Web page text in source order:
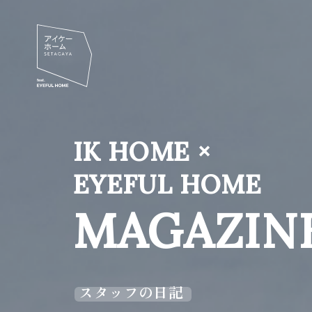
IK HOME ×
EYEFUL HOME
スタッフの日記